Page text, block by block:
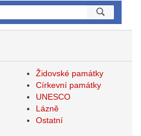
Židovské památky
Církevní památky
UNESCO
Lázně
Ostatní